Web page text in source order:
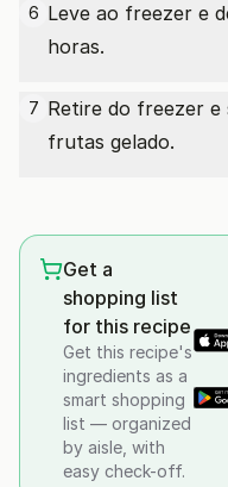
6 Leve ao freezer e
horas.
7 Retire do freezer
frutas gelado.
Get a
shopping list
for this recipe
Get this recipe's
ingredients as a
smart shopping
list — organized
by aisle, with
easy check-off.